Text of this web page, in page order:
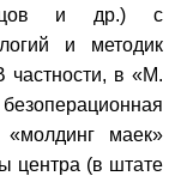
и др.) с
и методик
частности, в «М.
маек»
центра (в штате